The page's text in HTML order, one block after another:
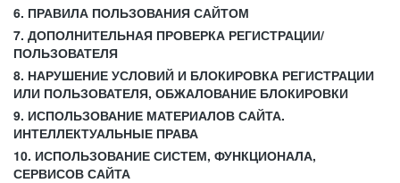
6. ПРАВИЛА ПОЛЬЗОВАНИЯ САЙТОМ
7. ДОПОЛНИТЕЛЬНАЯ ПРОВЕРКА РЕГИСТРАЦИИ/
ПОЛЬЗОВАТЕЛЯ
8. НАРУШЕНИЕ УСЛОВИЙ И БЛОКИРОВКА РЕГИСТРАЦИИ
ИЛИ ПОЛЬЗОВАТЕЛЯ, ОБЖАЛОВАНИЕ БЛОКИРОВКИ
9. ИСПОЛЬЗОВАНИЕ МАТЕРИАЛОВ САЙТА.
ИНТЕЛЛЕКТУАЛЬНЫЕ ПРАВА
10. ИСПОЛЬЗОВАНИЕ СИСТЕМ, ФУНКЦИОНАЛА,
СЕРВИСОВ САЙТА